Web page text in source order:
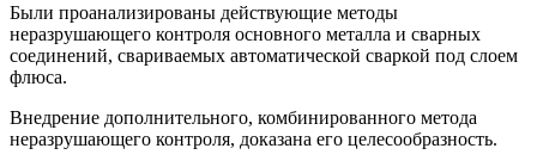
Были проанализированы действующие методы
неразрушающего контроля основного металла и сварных
соединений, свариваемых автоматической сваркой под слоем
флюса.
Внедрение дополнительного, комбинированного метода
неразрушающего контроля, доказана его целесообразность.